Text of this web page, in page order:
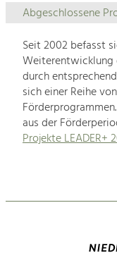
Abgeschlossene
Seit 2002 befasst
Weiterentwicklung
durch
sich einer Reihe
aus der
Projekte LEADER+